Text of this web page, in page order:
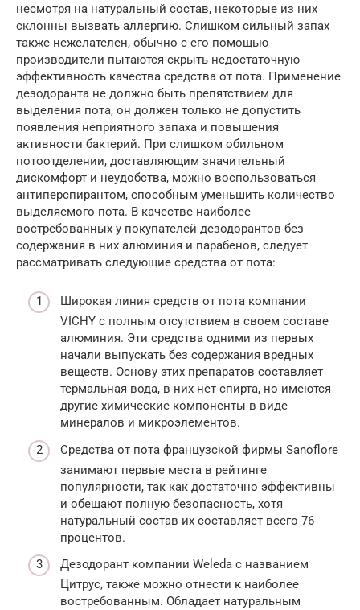
несмотря на натуральный состав, некоторые из них
склонны вызвать аллергию. Слишком сильный запах
также нежелателен, обычно с его помощью
производители пытаются скрыть недостаточную
эффективность качества средства от пота. Применение
дезодоранта не должно быть препятствием для
выделения пота, он должен только не допустить
появления неприятного запаха и повышения
активности бактерий. При слишком обильном
потоотделении, доставляющим значительный
дискомфорт и неудобства, можно воспользоваться
антиперспирантом, способным уменьшить количество
выделяемого пота. В качестве наиболее
востребованных у покупателей дезодорантов без
содержания в них алюминия и парабенов, следует
рассматривать следующие средства от пота:
Широкая линия средств от пота компании
VICHY с полным отсутствием в своем составе
алюминия. Эти средства одними из первых
начали выпускать без содержания вредных
веществ. Основу этих препаратов составляет
термальная вода, в них нет спирта, но имеются
другие химические компоненты в виде
минералов и микроэлементов.
Средства от пота французской фирмы Sanoflore
занимают первые места в рейтинге
популярности, так как достаточно эффективны
и обещают полную безопасность, хотя
натуральный состав их составляет всего 76
процентов.
Дезодорант компании Weleda с названием
Цитрус, также можно отнести к наиболее
востребованным. Обладает натуральным